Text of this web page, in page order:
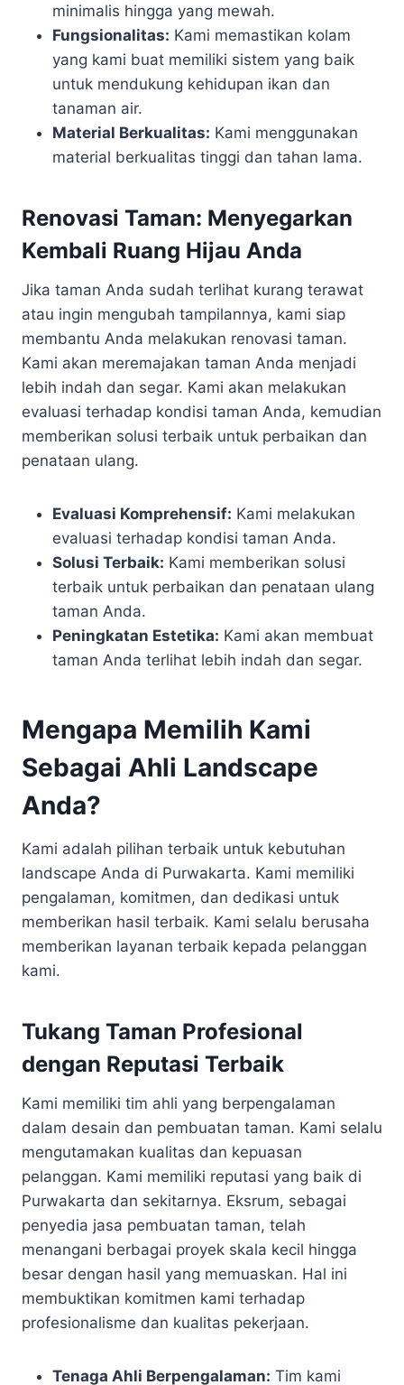
minimalis hingga yang mewah.
Fungsionalitas: Kami memastikan kolam
yang kami buat memiliki sistem yang baik
untuk mendukung kehidupan ikan dan
tanaman air.
Material Berkualitas: Kami menggunakan
material berkualitas tinggi dan tahan lama.
Renovasi Taman: Menyegarkan
Kembali Ruang Hijau Anda
Jika taman Anda sudah terlihat kurang terawat
atau ingin mengubah tampilannya, kami siap
membantu Anda melakukan renovasi taman.
Kami akan meremajakan taman Anda menjadi
lebih indah dan segar. Kami akan melakukan
evaluasi terhadap kondisi taman Anda, kemudian
memberikan solusi terbaik untuk perbaikan dan
penataan ulang.
Evaluasi Komprehensif: Kami melakukan
evaluasi terhadap kondisi taman Anda.
Solusi Terbaik: Kami memberikan solusi
terbaik untuk perbaikan dan penataan ulang
taman Anda.
Peningkatan Estetika: Kami akan membuat
taman Anda terlihat lebih indah dan segar.
Mengapa Memilih Kami
Sebagai Ahli Landscape
Anda?
Kami adalah pilihan terbaik untuk kebutuhan
landscape Anda di Purwakarta. Kami memiliki
pengalaman, komitmen, dan dedikasi untuk
memberikan hasil terbaik. Kami selalu berusaha
memberikan layanan terbaik kepada pelanggan
kami.
Tukang Taman Profesional
dengan Reputasi Terbaik
Kami memiliki tim ahli yang berpengalaman
dalam desain dan pembuatan taman. Kami selalu
mengutamakan kualitas dan kepuasan
pelanggan. Kami memiliki reputasi yang baik di
Purwakarta dan sekitarnya. Eksrum, sebagai
penyedia jasa pembuatan taman, telah
menangani berbagai proyek skala kecil hingga
besar dengan hasil yang memuaskan. Hal ini
membuktikan komitmen kami terhadap
profesionalisme dan kualitas pekerjaan.
Tenaga Ahli Berpengalaman: Tim kami